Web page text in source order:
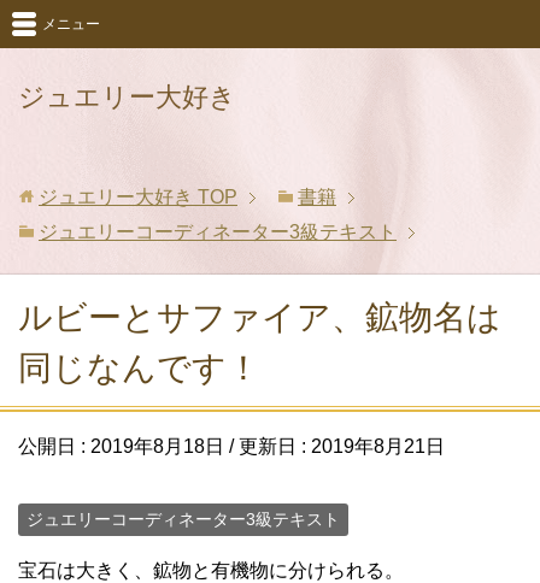
ジュエリー大好き
メニュー
ジュエリー大好き TOP
書籍
ジュエリーコーディネーター3級テキスト
ルビーとサファイア、鉱物名は
同じなんです！
公開日 : 2019年8月18日 / 更新日 : 2019年8月21日
ジュエリーコーディネーター3級テキスト
宝石は大きく、鉱物と有機物に分けられる。